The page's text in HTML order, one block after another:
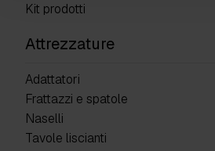
Kit prodotti
Attrezzature
Adattatori
Frattazzi e spatole
Naselli
Tavole liscianti